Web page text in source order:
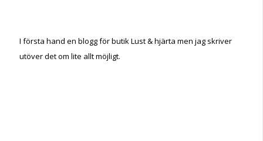
I första hand en blogg för butik Lust & hjärta men jag skriver
utöver det om lite allt möjligt.